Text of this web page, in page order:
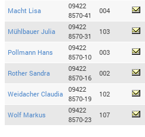
Macht Lisa
09422
8570-41
004
Mühlbauer Julia
09422
8570-31
103
Pollmann Hans
09422
8570-10
003
Rother Sandra
09422
8570-16
002
Weidacher Claudia
09422
8570-19
102
Wolf Markus
09422
8570-23
107